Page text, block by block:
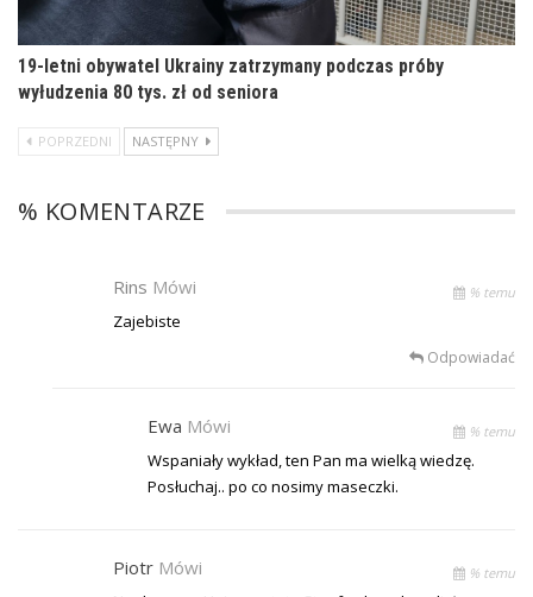
19-letni obywatel Ukrainy zatrzymany podczas próby
wyłudzenia 80 tys. zł od seniora
POPRZEDNI NASTĘPNY
% KOMENTARZE
Rins Mówi % temu
Zajebiste
Odpowiadać
Ewa Mówi % temu
Wspaniały wykład, ten Pan ma wielką wiedzę.
Posłuchaj.. po co nosimy maseczki.
Piotr Mówi % temu